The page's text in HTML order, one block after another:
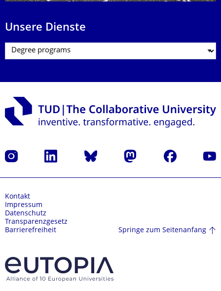
Unsere Dienste
Instagram LinkedIn Bluesky Mastodon Facebook
Kontakt
Impressum
Datenschutz
Transparenzgesetz
Barrierefreiheit
Springe zum Seitenanfang